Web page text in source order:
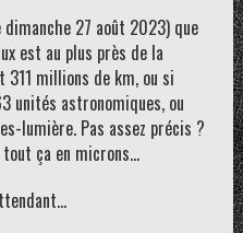
dimanche 27 août 2023) que
est au plus près de la
millions de km, ou si
unités astronomiques, ou
lumière. Pas assez précis ?
tout ça en microns…